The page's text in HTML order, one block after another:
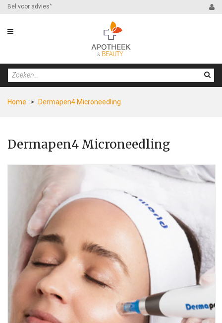
Bel voor advies *
Home > Dermapen4 Microneedling
Dermapen4 Microneedling